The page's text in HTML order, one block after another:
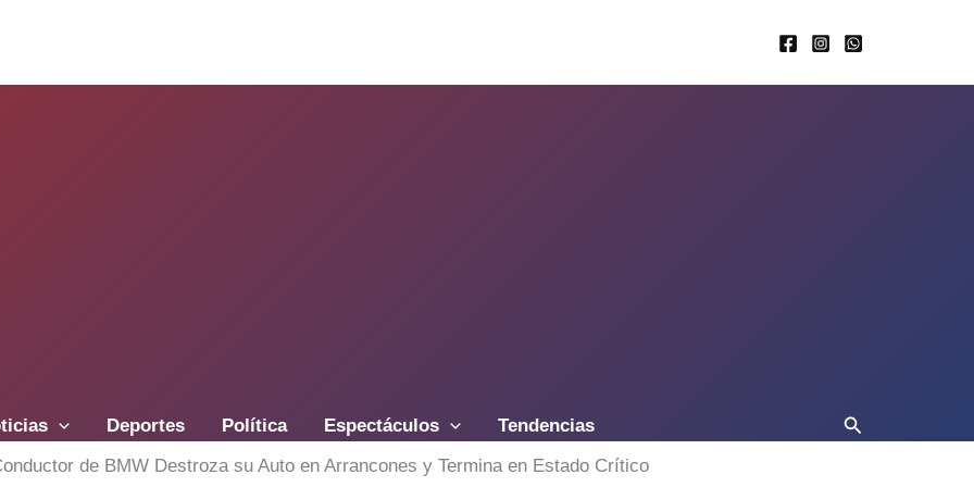
Deportes Política Espectáculos Tendencias Buscar
de BMW Destroza su Auto en Arrancones y Termina en Estado Crítico